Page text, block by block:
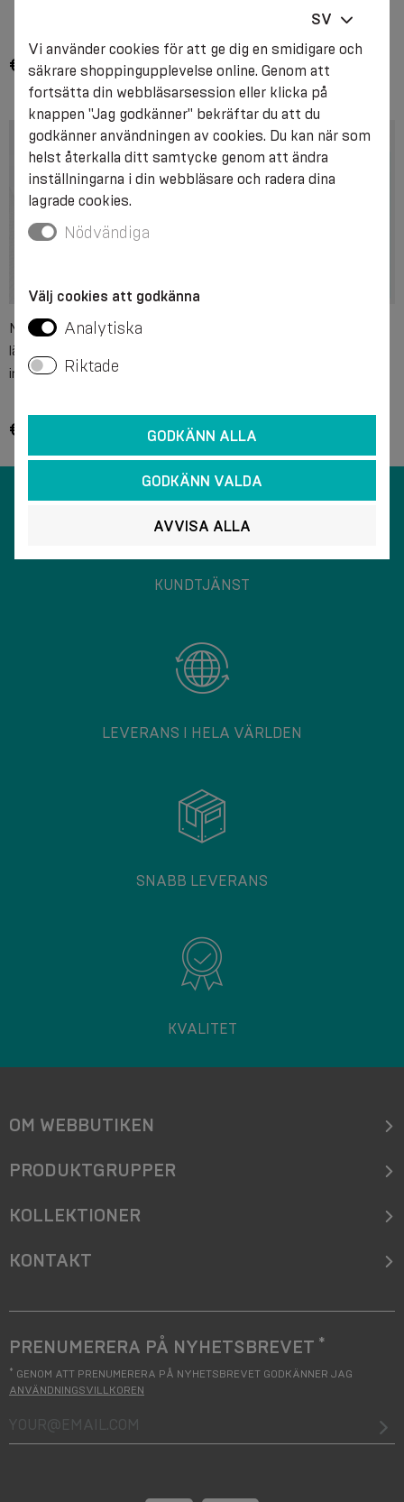
€ 44.30 € 61.30
Medicinskt elastiskt
ländryggsbälte, med fasta
inlägg och kompressionsband
€ 27.05 € 16.15
KUNDTJÄNST
LEVERANS I HELA VÄRLDEN
SNABB LEVERANS
KVALITET
OM WEBBUTIKEN
PRODUKTGRUPPER
KOLLEKTIONER
KONTAKT
PRENUMERERA PÅ NYHETSBREVET *
* GENOM ATT PRENUMERERA PÅ NYHETSBREVET GODKÄNNER JAG
ANVÄNDNINGSVILLKOREN
your@email.com
SV
Vi använder cookies för att ge dig en smidigare och
säkrare shoppingupplevelse online. Genom att
fortsätta din webbläsarsession eller klicka på
knappen "Jag godkänner" bekräftar du att du
godkänner användningen av cookies. Du kan när som
helst återkalla ditt samtycke genom att ändra
inställningarna i din webbläsare och radera dina
lagrade cookies.
Nödvändiga
Välj cookies att godkänna
Analytiska
Riktade
GODKÄNN ALLA
GODKÄNN VALDA
AVVISA ALLA